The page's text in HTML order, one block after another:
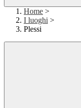
Home >
I luoghi >
Plessi